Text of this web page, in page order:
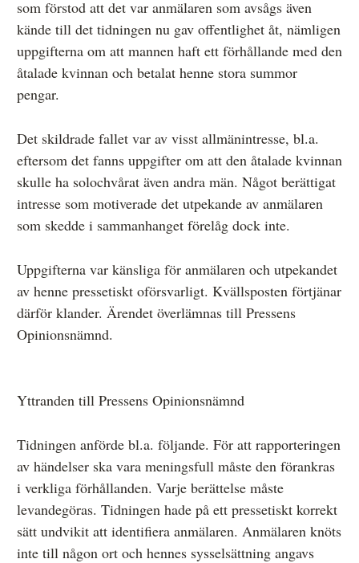
som förstod att det var anmälaren som avsågs även
kände till det tidningen nu gav offentlighet åt, nämligen
uppgifterna om att mannen haft ett förhållande med den
åtalade kvinnan och betalat henne stora summor
pengar.
Det skildrade fallet var av visst allmänintresse, bl.a.
eftersom det fanns uppgifter om att den åtalade kvinnan
skulle ha solochvårat även andra män. Något berättigat
intresse som motiverade det utpekande av anmälaren
som skedde i sammanhanget förelåg dock inte.
Uppgifterna var känsliga för anmälaren och utpekandet
av henne pressetiskt oförsvarligt. Kvällsposten förtjänar
därför klander. Ärendet överlämnas till Pressens
Opinionsnämnd.
Yttranden till Pressens Opinionsnämnd
Tidningen anförde bl.a. följande. För att rapporteringen
av händelser ska vara meningsfull måste den förankras
i verkliga förhållanden. Varje berättelse måste
levandegöras. Tidningen hade på ett pressetiskt korrekt
sätt undvikit att identifiera anmälaren. Anmälaren knöts
inte till någon ort och hennes sysselsättning angavs